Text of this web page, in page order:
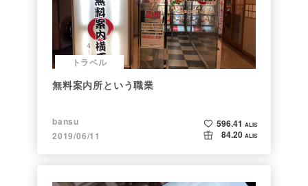
トラベル
無料案内所という職業
bansu
2019/06/11
596.41 ALIS
84.20 ALIS